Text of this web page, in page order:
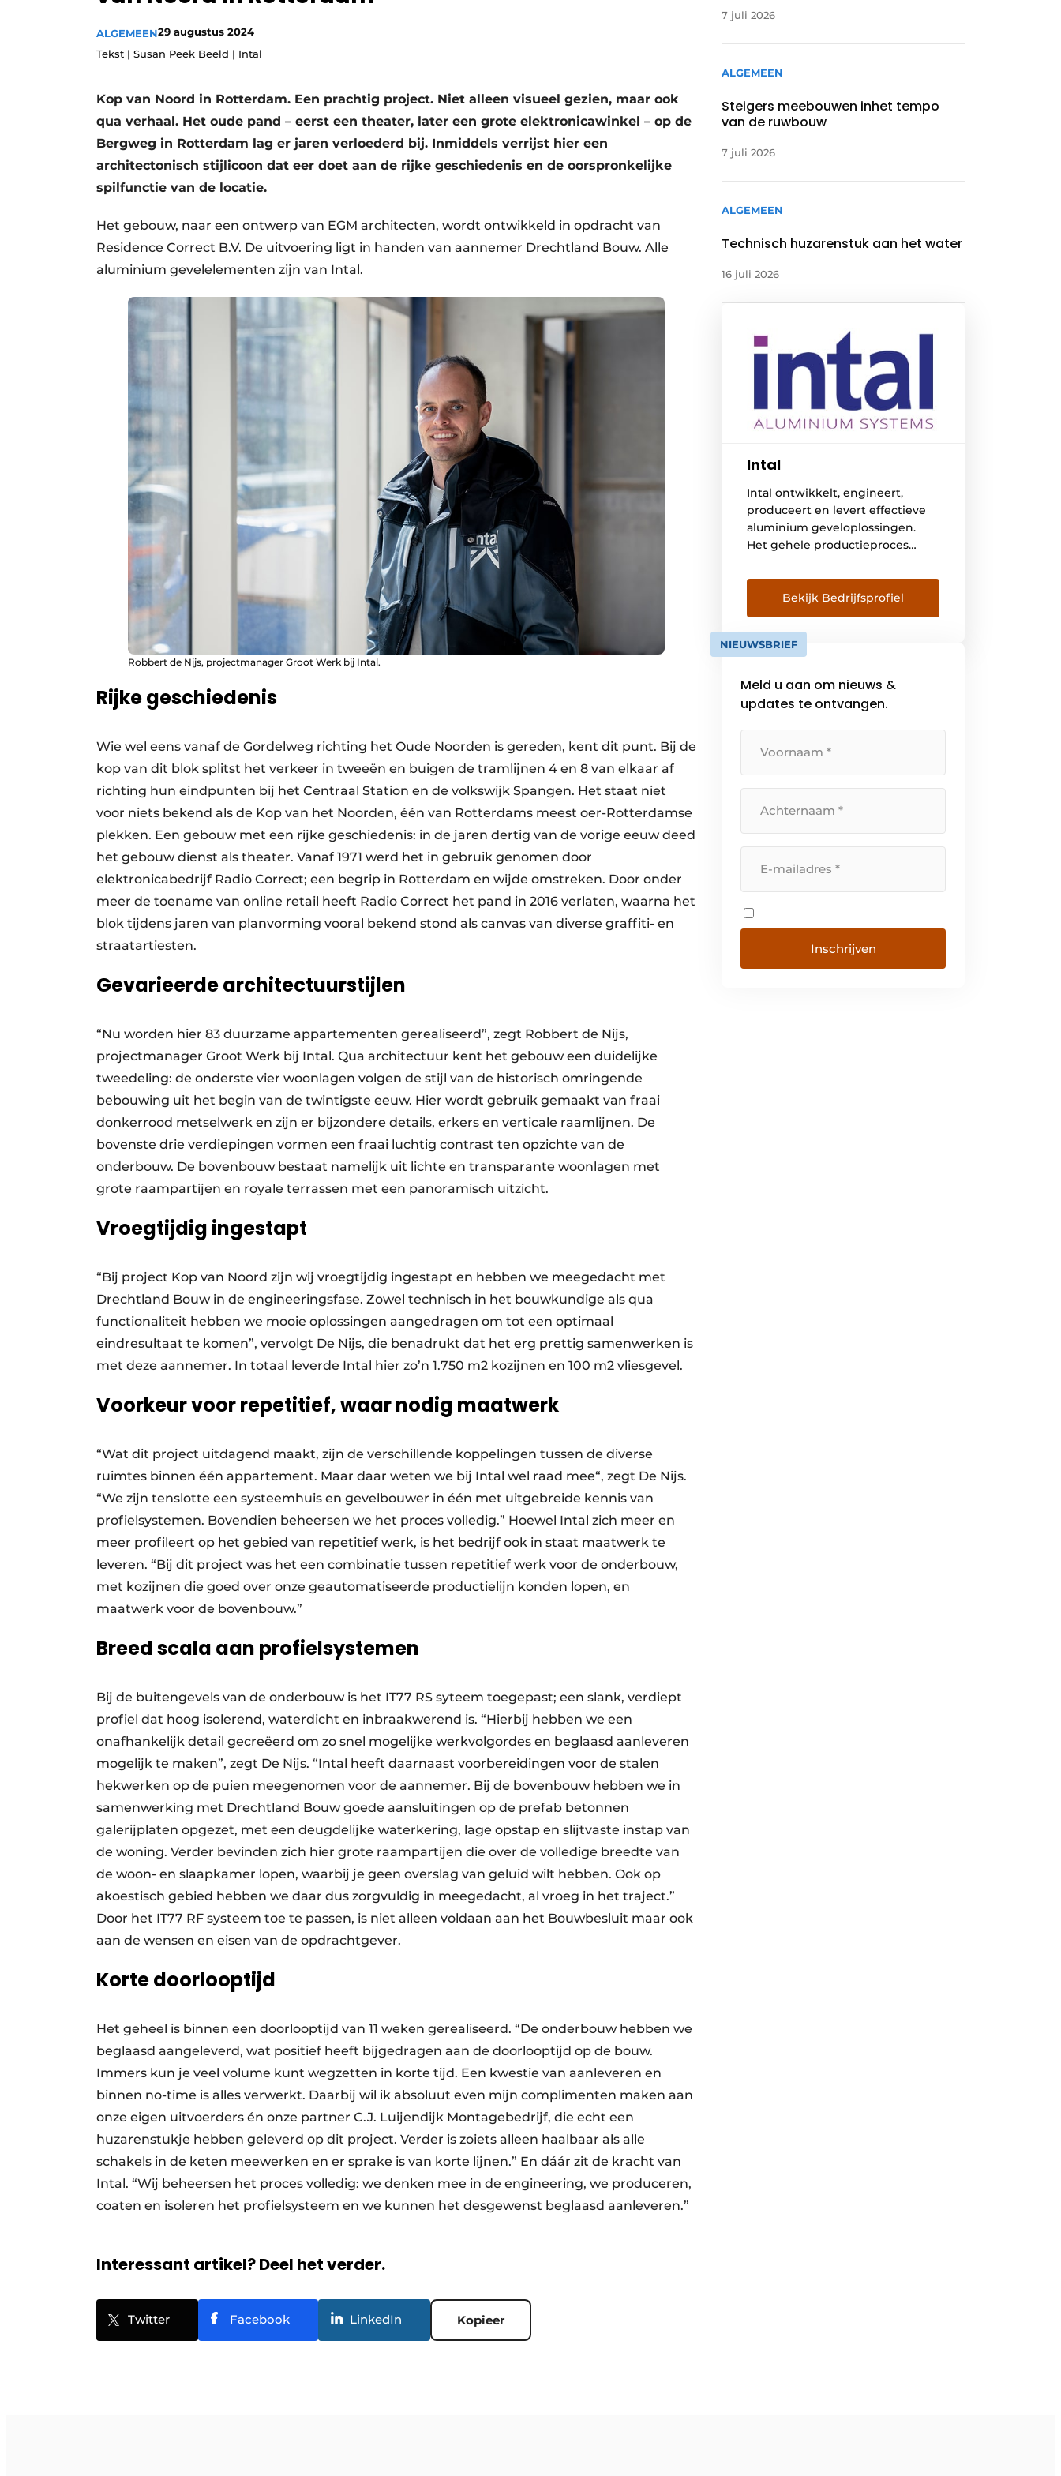
Vacature aanmelden
Vacatures
Video’s
ALGEMEEN29 augustus 2024
Tekst | Susan Peek Beeld | Intal
Kop van Noord in Rotterdam. Een prachtig project. Niet alleen visueel gezien, maar ook
qua verhaal. Het oude pand – eerst een theater, later een grote elektronicawinkel – op de
Bergweg in Rotterdam lag er jaren verloederd bij. Inmiddels verrijst hier een
architectonisch stijlicoon dat eer doet aan de rijke geschiedenis en de oorspronkelijke
spilfunctie van de locatie.
Het gebouw, naar een ontwerp van EGM architecten, wordt ontwikkeld in opdracht van
Residence Correct B.V. De uitvoering ligt in handen van aannemer Drechtland Bouw. Alle
aluminium gevelelementen zijn van Intal.
Robbert de Nijs, projectmanager Groot Werk bij Intal.
Rijke geschiedenis
Wie wel eens vanaf de Gordelweg richting het Oude Noorden is gereden, kent dit punt. Bij de
kop van dit blok splitst het verkeer in tweeën en buigen de tramlijnen 4 en 8 van elkaar af
richting hun eindpunten bij het Centraal Station en de volkswijk Spangen. Het staat niet
voor niets bekend als de Kop van het Noorden, één van Rotterdams meest oer-Rotterdamse
plekken. Een gebouw met een rijke geschiedenis: in de jaren dertig van de vorige eeuw deed
het gebouw dienst als theater. Vanaf 1971 werd het in gebruik genomen door
elektronicabedrijf Radio Correct; een begrip in Rotterdam en wijde omstreken. Door onder
meer de toename van online retail heeft Radio Correct het pand in 2016 verlaten, waarna het
blok tijdens jaren van planvorming vooral bekend stond als canvas van diverse graffiti- en
straatartiesten.
Gevarieerde architectuurstijlen
“Nu worden hier 83 duurzame appartementen gerealiseerd”, zegt Robbert de Nijs,
projectmanager Groot Werk bij Intal. Qua architectuur kent het gebouw een duidelijke
tweedeling: de onderste vier woonlagen volgen de stijl van de historisch omringende
bebouwing uit het begin van de twintigste eeuw. Hier wordt gebruik gemaakt van fraai
donkerrood metselwerk en zijn er bijzondere details, erkers en verticale raamlijnen. De
bovenste drie verdiepingen vormen een fraai luchtig contrast ten opzichte van de
onderbouw. De bovenbouw bestaat namelijk uit lichte en transparante woonlagen met
grote raampartijen en royale terrassen met een panoramisch uitzicht.
Vroegtijdig ingestapt
“Bij project Kop van Noord zijn wij vroegtijdig ingestapt en hebben we meegedacht met
Drechtland Bouw in de engineeringsfase. Zowel technisch in het bouwkundige als qua
functionaliteit hebben we mooie oplossingen aangedragen om tot een optimaal
eindresultaat te komen”, vervolgt De Nijs, die benadrukt dat het erg prettig samenwerken is
met deze aannemer. In totaal leverde Intal hier zo’n 1.750 m2 kozijnen en 100 m2 vliesgevel.
Voorkeur voor repetitief, waar nodig maatwerk
“Wat dit project uitdagend maakt, zijn de verschillende koppelingen tussen de diverse
ruimtes binnen één appartement. Maar daar weten we bij Intal wel raad mee“, zegt De Nijs.
“We zijn tenslotte een systeemhuis en gevelbouwer in één met uitgebreide kennis van
profielsystemen. Bovendien beheersen we het proces volledig.” Hoewel Intal zich meer en
meer profileert op het gebied van repetitief werk, is het bedrijf ook in staat maatwerk te
leveren. “Bij dit project was het een combinatie tussen repetitief werk voor de onderbouw,
met kozijnen die goed over onze geautomatiseerde productielijn konden lopen, en
maatwerk voor de bovenbouw.”
Breed scala aan profielsystemen
Bij de buitengevels van de onderbouw is het IT77 RS syteem toegepast; een slank, verdiept
profiel dat hoog isolerend, waterdicht en inbraakwerend is. “Hierbij hebben we een
onafhankelijk detail gecreëerd om zo snel mogelijke werkvolgordes en beglaasd aanleveren
mogelijk te maken”, zegt De Nijs. “Intal heeft daarnaast voorbereidingen voor de stalen
hekwerken op de puien meegenomen voor de aannemer. Bij de bovenbouw hebben we in
samenwerking met Drechtland Bouw goede aansluitingen op de prefab betonnen
galerijplaten opgezet, met een deugdelijke waterkering, lage opstap en slijtvaste instap van
de woning. Verder bevinden zich hier grote raampartijen die over de volledige breedte van
de woon- en slaapkamer lopen, waarbij je geen overslag van geluid wilt hebben. Ook op
akoestisch gebied hebben we daar dus zorgvuldig in meegedacht, al vroeg in het traject.”
Door het IT77 RF systeem toe te passen, is niet alleen voldaan aan het Bouwbesluit maar ook
aan de wensen en eisen van de opdrachtgever.
Korte doorlooptijd
Het geheel is binnen een doorlooptijd van 11 weken gerealiseerd. “De onderbouw hebben we
beglaasd aangeleverd, wat positief heeft bijgedragen aan de doorlooptijd op de bouw.
Immers kun je veel volume kunt wegzetten in korte tijd. Een kwestie van aanleveren en
binnen no-time is alles verwerkt. Daarbij wil ik absoluut even mijn complimenten maken aan
onze eigen uitvoerders én onze partner C.J. Luijendijk Montagebedrijf, die echt een
huzarenstukje hebben geleverd op dit project. Verder is zoiets alleen haalbaar als alle
schakels in de keten meewerken en er sprake is van korte lijnen.” En dáár zit de kracht van
Intal. “Wij beheersen het proces volledig: we denken mee in de engineering, we produceren,
coaten en isoleren het profielsysteem en we kunnen het desgewenst beglaasd aanleveren.”
Interessant artikel? Deel het verder.
Twitter Facebook LinkedIn Kopieer
7 juli 2026
ALGEMEEN
Steigers meebouwen inhet tempo
van de ruwbouw
7 juli 2026
ALGEMEEN
Technisch huzarenstuk aan het water
16 juli 2026
Intal
Intal ontwikkelt, engineert,
produceert en levert effectieve
aluminium geveloplossingen.
Het gehele productieproces
beheersen elke stap in het
proces en dat maakt ons uniek.
Intal is specialist in aluminium
kozijnen en vliesgevels. Onze
kracht ligt ook in onze geheel
de verbinding die wij aangaan
[…]
Bekijk Bedrijfsprofiel
NIEUWSBRIEF
Meld u aan om nieuws &
updates te ontvangen.